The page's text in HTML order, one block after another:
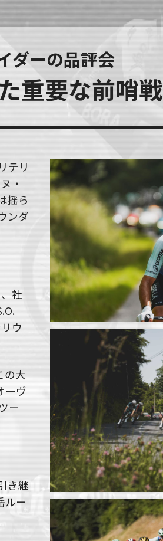
ダーの品評会
重要な前哨戦
テリ
・
揺ら
ンダ
社
ウ
の大
ーヴ
ー
き継
ルー